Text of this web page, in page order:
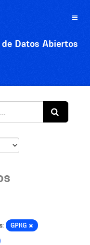
Toggle
Datos Abiertos
GPKG